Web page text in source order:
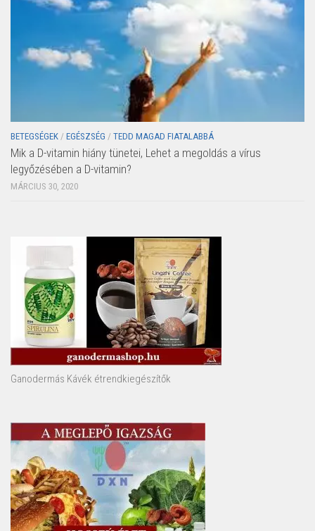
BETEGSÉGEK / EGÉSZSÉG / TEDD MAGAD FIATALABBÁ
Mik a D-vitamin hiány tünetei, Lehet a megoldás a vírus
legyőzésében a D-vitamin?
MÁRCIUS 30, 2020
Ganodermás Kávék étrendkiegészítők